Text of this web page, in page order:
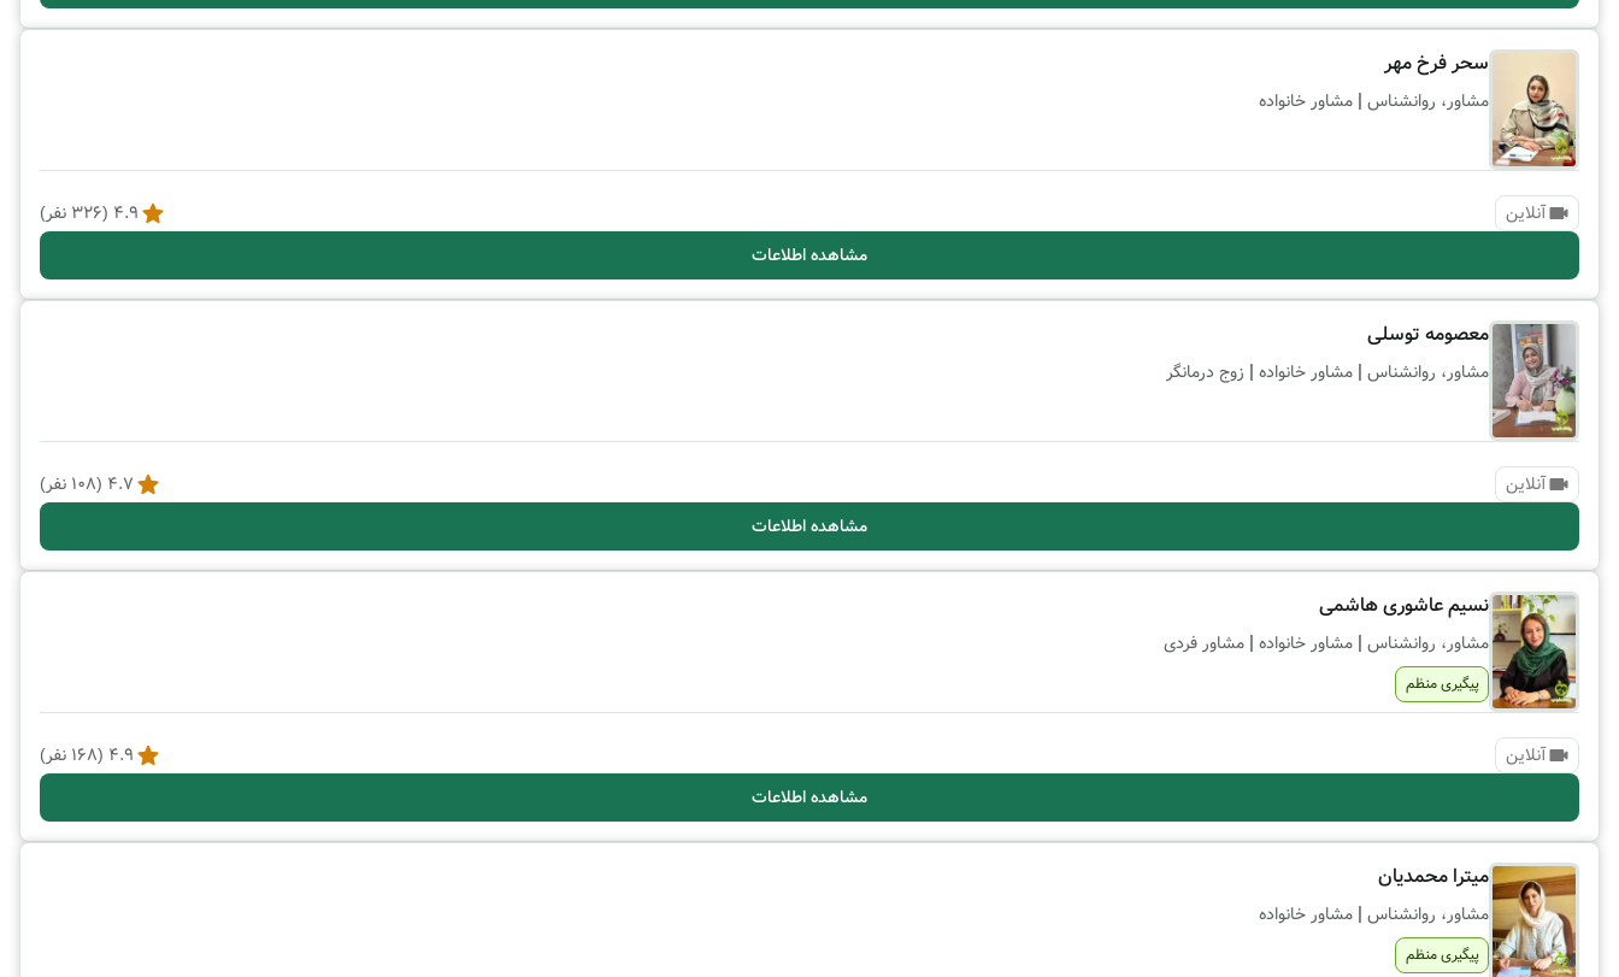
سحر فرخ مهر
مشاور، روانشناس | مشاور خانواده
آنلاین 4.9
(
326 نفر)
مشاهده اطلاعات
معصومه توسلی
مشاور، روانشناس | مشاور خانواده | زوج درمانگر
آنلاین 4.7
(
108 نفر)
مشاهده اطلاعات
نسیم عاشوری هاشمی
مشاور، روانشناس | مشاور خانواده | مشاور فردی
پیگیری منظم
آنلاین 4.9
(
168 نفر)
مشاهده اطلاعات
میترا محمدیان
مشاور، روانشناس | مشاور خانواده
پیگیری منظم